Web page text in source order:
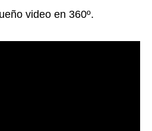
video en 360º.